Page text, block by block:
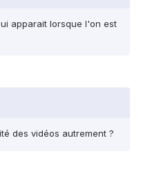
apparait lorsque l'on est
des vidéos autrement ?